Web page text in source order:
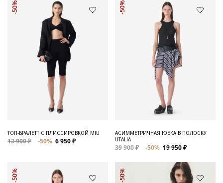
-50%
ТОП-БРАЛЕТТ С ПЛИССИРОВКОЙ MIU
13 900 ₽ -50% 6 950 ₽
-50%
АСИММЕТРИЧНАЯ ЮБКА В ПОЛОСКУ
UTALIA
39 900 ₽ -50% 19 950 ₽
-50% -50%